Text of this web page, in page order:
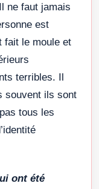
ne faut jamais
est
fait le moule et
terribles. Il
souvent ils sont
tous les
ont été